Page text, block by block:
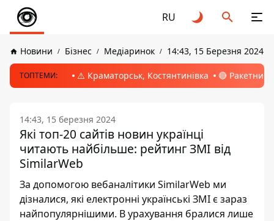
RU
Новини Бізнес Медіаринок 14:43, 15 Березня 2024
ТОПТЕМИ: ⚠️ Краматорськ, Костянтинівка 🔴 Ракетний
14:43, 15 березня 2024
Які топ-20 сайтів новин українці
читають найбільше: рейтинг ЗМІ від
SimilarWeb
За допомогою вебаналітики SimilarWeb ми
дізналися, які електронні українські ЗМІ є зараз
найпопулярнішими. В урахування бралися лише